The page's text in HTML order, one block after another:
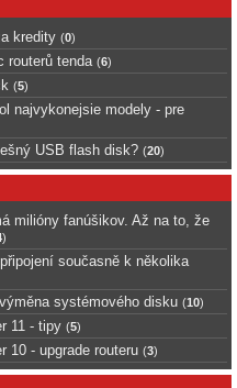
kredity (0)
routerů tenda (6)
(5)
najvykonejsie modely - pre
USB flash disk? (20)
milióny fanúšikov. Až na to, že
)
současně k několika
systémového disku (10)
11 - tipy (5)
10 - upgrade routeru (3)